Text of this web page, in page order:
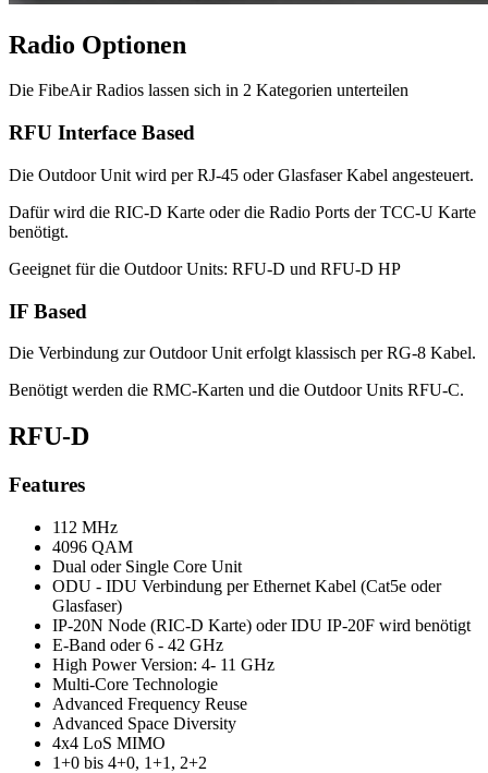
Radio Optionen
Die FibeAir Radios lassen sich in 2 Kategorien unterteilen
RFU Interface Based
Die Outdoor Unit wird per RJ-45 oder Glasfaser Kabel angesteuert.
Dafür wird die RIC-D Karte oder die Radio Ports der TCC-U Karte
benötigt.
Geeignet für die Outdoor Units: RFU-D und RFU-D HP
IF Based
Die Verbindung zur Outdoor Unit erfolgt klassisch per RG-8 Kabel.
Benötigt werden die RMC-Karten und die Outdoor Units RFU-C.
RFU-D
Features
112 MHz
4096 QAM
Dual oder Single Core Unit
ODU - IDU Verbindung per Ethernet Kabel (Cat5e oder
Glasfaser)
IP-20N Node (RIC-D Karte) oder IDU IP-20F wird benötigt
E-Band oder 6 - 42 GHz
High Power Version: 4- 11 GHz
Multi-Core Technologie
Advanced Frequency Reuse
Advanced Space Diversity
4x4 LoS MIMO
1+0 bis 4+0, 1+1, 2+2